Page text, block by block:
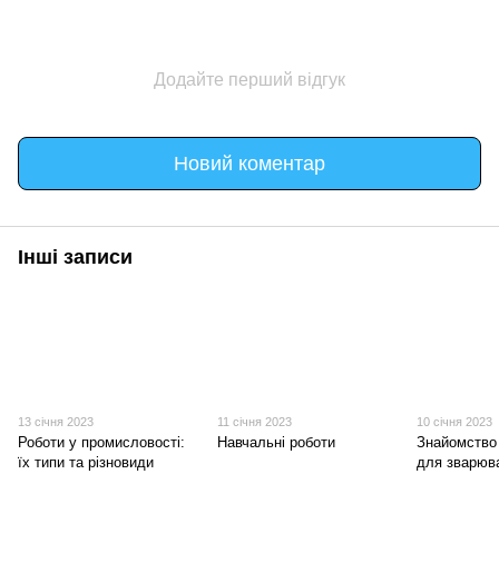
Додайте перший відгук
Новий коментар
Інші записи
13 січня 2023
Роботи у промисловості:
їх типи та різновиди
11 січня 2023
Навчальні роботи
10 січня 2023
для